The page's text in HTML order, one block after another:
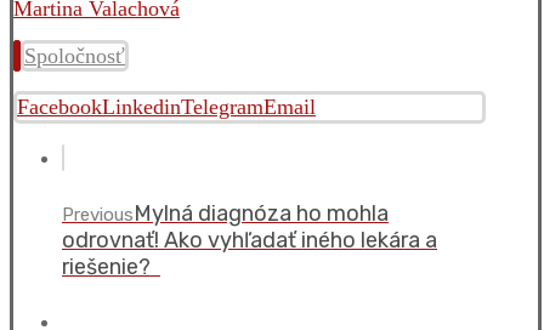
Martina Valachová
Spoločnosť
FacebookLinkedinTelegramEmail
PreviousMylná diagnóza ho mohla
odrovnať! Ako vyhľadať iného lekára a
riešenie?